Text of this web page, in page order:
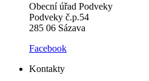
Obecní úřad Podveky
Podveky č.p.54
285 06 Sázava
Facebook
Kontakty